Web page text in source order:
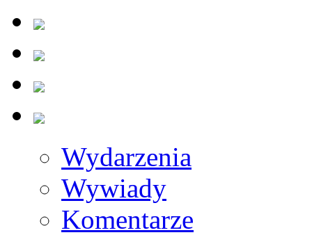
Wydarzenia
Wywiady
Komentarze